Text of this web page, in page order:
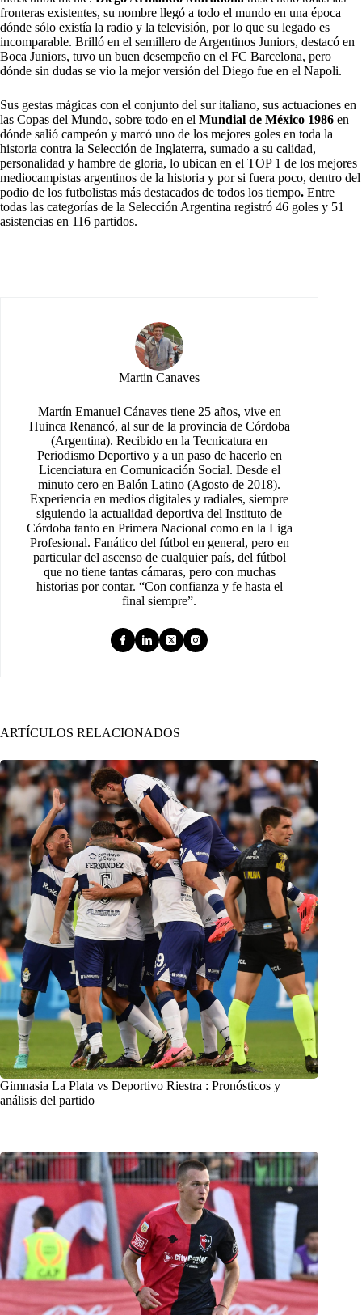
fronteras existentes, su nombre llegó a todo el mundo en una época
dónde sólo existía la radio y la televisión, por lo que su legado es
incomparable. Brilló en el semillero de Argentinos Juniors, destacó en
Boca Juniors, tuvo un buen desempeño en el FC Barcelona, pero
dónde sin dudas se vio la mejor versión del Diego fue en el Napoli.
Sus gestas mágicas con el conjunto del sur italiano, sus actuaciones en
las Copas del Mundo, sobre todo en el Mundial de México 1986 en
dónde salió campeón y marcó uno de los mejores goles en toda la
historia contra la Selección de Inglaterra, sumado a su calidad,
personalidad y hambre de gloria, lo ubican en el TOP 1 de los mejores
mediocampistas argentinos de la historia y por si fuera poco, dentro del
podio de los futbolistas más destacados de todos los tiempo. Entre
todas las categorías de la Selección Argentina registró 46 goles y 51
asistencias en 116 partidos.
Martin Canaves
Martín Emanuel Cánaves tiene 25 años, vive en
Huinca Renancó, al sur de la provincia de Córdoba
(Argentina). Recibido en la Tecnicatura en
Periodismo Deportivo y a un paso de hacerlo en
Licenciatura en Comunicación Social. Desde el
minuto cero en Balón Latino (Agosto de 2018).
Experiencia en medios digitales y radiales, siempre
siguiendo la actualidad deportiva del Instituto de
Córdoba tanto en Primera Nacional como en la Liga
Profesional. Fanático del fútbol en general, pero en
particular del ascenso de cualquier país, del fútbol
que no tiene tantas cámaras, pero con muchas
historias por contar. “Con confianza y fe hasta el
final siempre”.
ARTÍCULOS RELACIONADOS
Gimnasia La Plata vs Deportivo Riestra : Pronósticos y
análisis del partido